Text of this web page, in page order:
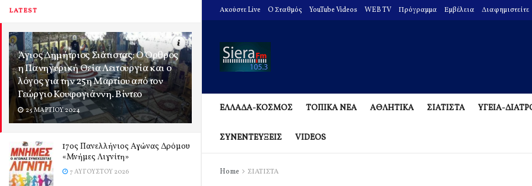
LATEST
Άγιος Δημήτριος Σιάτιστας: Ο Όρθρος
η Πανηγυρική Θεία Λειτουργία και ο
λόγος για την 25η Μαρτίου από τον
Γεώργιο Κουφογιάννη. Βίντεο
25 ΜΑΡΤΊΟΥ 2024
17ος Πανελλήνιος Αγώνας Δρόμου
«Μνήμες Λιγνίτη»
7 ΑΥΓΟΎΣΤΟΥ 2026
Ακούστε Live O Σταθμός YouTube Videos WEB TV Πρόγραμμα Εμβέλεια Διαφημιστείτε
ΕΛΛΑΔΑ-ΚΟΣΜΟΣ ΤΟΠΙΚΑ ΝΕΑ ΑΘΛΗΤΙΚΑ ΣΙΑΤΙΣΤΑ ΥΓΕΙΑ-
ΣΥΝΕΝΤΕΥΞΕΙΣ VIDEOS
Home ΣΙΑΤΙΣΤΑ